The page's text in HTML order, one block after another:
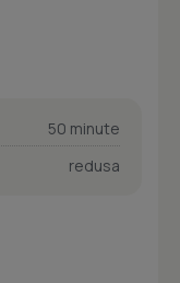
50 minute
redusa